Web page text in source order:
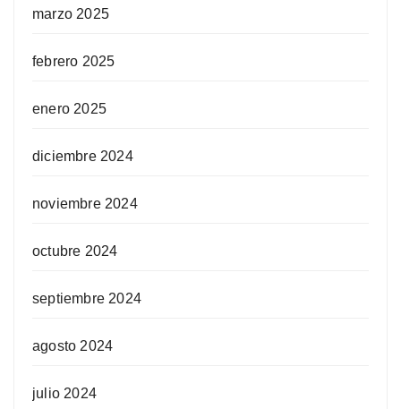
marzo 2025
febrero 2025
enero 2025
diciembre 2024
noviembre 2024
octubre 2024
septiembre 2024
agosto 2024
julio 2024